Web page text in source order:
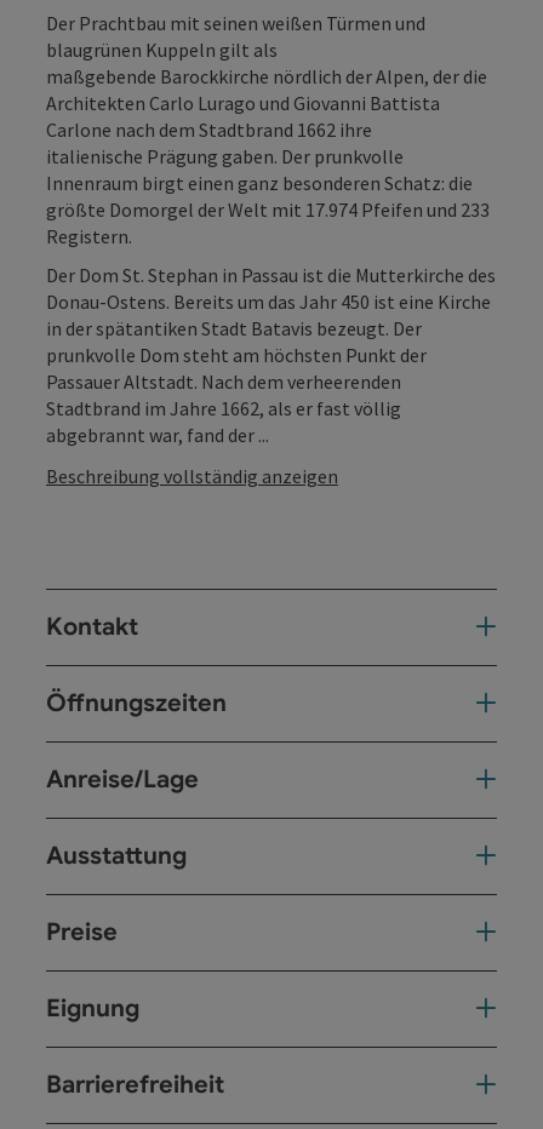
Der Prachtbau mit seinen weißen Türmen und
blaugrünen Kuppeln gilt als
maßgebende Barockkirche nördlich der Alpen, der die
Architekten Carlo Lurago und Giovanni Battista
Carlone nach dem Stadtbrand 1662 ihre
italienische Prägung gaben. Der prunkvolle
Innenraum birgt einen ganz besonderen Schatz: die
größte Domorgel der Welt mit 17.974 Pfeifen und 233
Registern.
Der Dom St. Stephan in Passau ist die Mutterkirche des
Donau-Ostens. Bereits um das Jahr 450 ist eine Kirche
in der spätantiken Stadt Batavis bezeugt. Der
prunkvolle Dom steht am höchsten Punkt der
Passauer Altstadt. Nach dem verheerenden
Stadtbrand im Jahre 1662, als er fast völlig
abgebrannt war, fand der ...
Beschreibung vollständig anzeigen
Kontakt
Öffnungszeiten
Anreise/Lage
Ausstattung
Preise
Eignung
Barrierefreiheit